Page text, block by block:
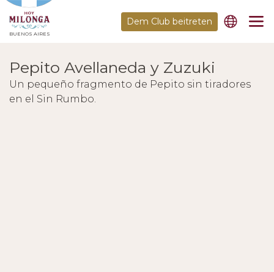
BUENOS AIRES
Dem Club beitreten
Pepito Avellaneda y Zuzuki
Un pequeño fragmento de Pepito sin tiradores
en el Sin Rumbo.